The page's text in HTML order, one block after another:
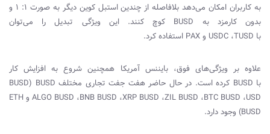
به کاربران امکان می‌دهد بلافاصله از چندین استبل کوین دیگر به صورت 1: 1 و
بدون کارمزد به BUSD کوچ کنند. این ویژگی تبدیل را می‌توان
با TUSD، USDC وPAX استفاده کرد.
علاوه بر ویژگی‌های فوق، بایننس آمریکا همچنین شروع به افزایش کار
با BUSD کرده است. در حال حاضر هفت جفت تجاری مختلف BUSD
(
BUSD
USD، BTC BUSD، ZIL BUSD، XRP BUSD، BNB BUSD، ALGO BUSD وETH
BUSD) وجود دارد.